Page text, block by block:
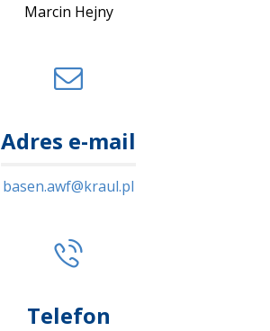
Marcin Hejny
Adres e-mail
basen.awf@kraul.pl
Telefon